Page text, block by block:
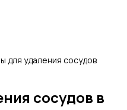
для удаления сосудов
сосудов в